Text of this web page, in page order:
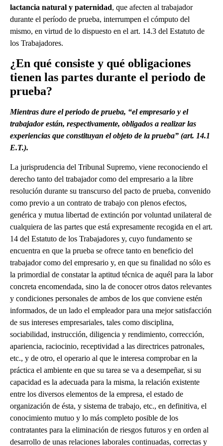
lactancia natural y paternidad, que afecten al trabajador
durante el período de prueba, interrumpen el cómputo del
mismo, en virtud de lo dispuesto en el art. 14.3 del Estatuto de
los Trabajadores.
¿En qué consiste y qué obligaciones
tienen las partes durante el periodo de
prueba?
Mientras dure el periodo de prueba, “el empresario y el
trabajador están, respectivamente, obligados a realizar las
experiencias que constituyan el objeto de la prueba” (art. 14.1
E.T.).
La jurisprudencia del Tribunal Supremo, viene reconociendo el
derecho tanto del trabajador como del empresario a la libre
resolución durante su transcurso del pacto de prueba, convenido
como previo a un contrato de trabajo con plenos efectos,
genérica y mutua libertad de extinción por voluntad unilateral de
cualquiera de las partes que está expresamente recogida en el art.
14 del Estatuto de los Trabajadores y, cuyo fundamento se
encuentra en que la prueba se ofrece tanto en beneficio del
trabajador como del empresario y, en que su finalidad no sólo es
la primordial de constatar la aptitud técnica de aquél para la labor
concreta encomendada, sino la de conocer otros datos relevantes
y condiciones personales de ambos de los que conviene estén
informados, de un lado el empleador para una mejor satisfacción
de sus intereses empresariales, tales como disciplina,
sociabilidad, instrucción, diligencia y rendimiento, corrección,
apariencia, raciocinio, receptividad a las directrices patronales,
etc., y de otro, el operario al que le interesa comprobar en la
práctica el ambiente en que su tarea se va a desempeñar, si su
capacidad es la adecuada para la misma, la relación existente
entre los diversos elementos de la empresa, el estado de
organización de ésta, y sistema de trabajo, etc., en definitiva, el
conocimiento mutuo y lo más completo posible de los
contratantes para la eliminación de riesgos futuros y en orden al
desarrollo de unas relaciones laborales continuadas, correctas y